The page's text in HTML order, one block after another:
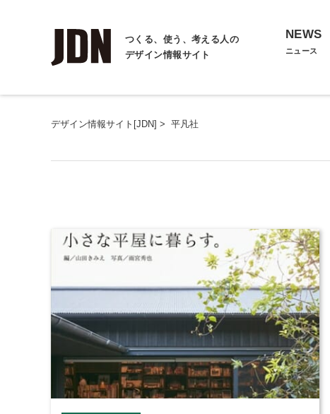
つくる、使う、考える人の
デザイン情報サイト
NEWS
ニュース
デザイン情報サイト[JDN] > 平凡社